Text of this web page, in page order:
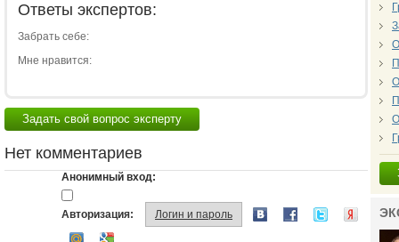
Ответы экспертов:
Забрать себе:
Мне нравится:
Задать свой вопрос эксперту
Нет комментариев
Анонимный вход:
Авторизация: Логин и пароль